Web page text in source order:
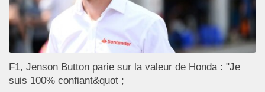
F1, Jenson Button parie sur la valeur de Honda : "Je
suis 100% confiant&quot ;